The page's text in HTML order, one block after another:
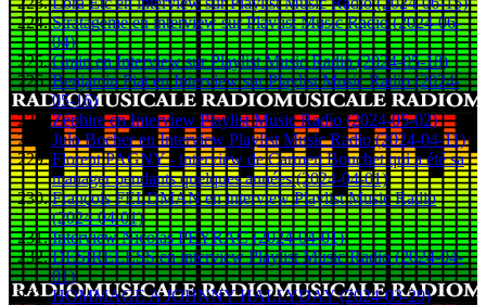
Stratageme en interview sur Playlist Music Radio (2024-06-
04)
Grain en Interview sur Playlist Music Radio (2024-05-18)
Benjamin Piat en Interview sur Playlist Music Radio (2024-
05-16)
Zéphire en Interview Playlist Music Radio (2024-05-02)
Julo Bocher en Interview Playlist Music Radio (2024-04-11)
Florent PAGNY - interview de Carmen Bouchet qui a été sa
manager pendants quelques années (2024-04-01)
François FELDMAN en interview Playlist Music Radio
(2024-04-01)
Interview Nicolas PEYRAC (2024-04-01)
DESIRELESS en interview Playlist Music Radio (2024-04-
01)
HOMMAGE A JOHNNY HALLYDAY (2024-03-29)